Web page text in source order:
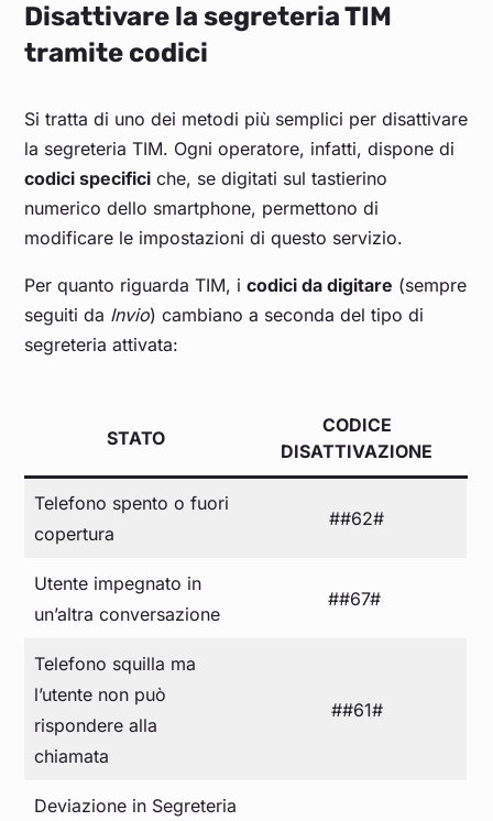
Disattivare la segreteria TIM
tramite codici
Si tratta di uno dei metodi più semplici per disattivare
la segreteria TIM. Ogni operatore, infatti, dispone di
codici specifici che, se digitati sul tastierino
numerico dello smartphone, permettono di
modificare le impostazioni di questo servizio.
Per quanto riguarda TIM, icodici da digitare (sempre
seguiti da Invio) cambiano a seconda del tipo di
segreteria attivata:
STATO
CODICE
DISATTIVAZIONE
Telefono spento o fuori
copertura
##62#
Utente impegnato in
un’altra conversazione
##67#
Telefono squilla ma
l’utente non può
rispondere alla
chiamata
##61#
Deviazione in Segreteria